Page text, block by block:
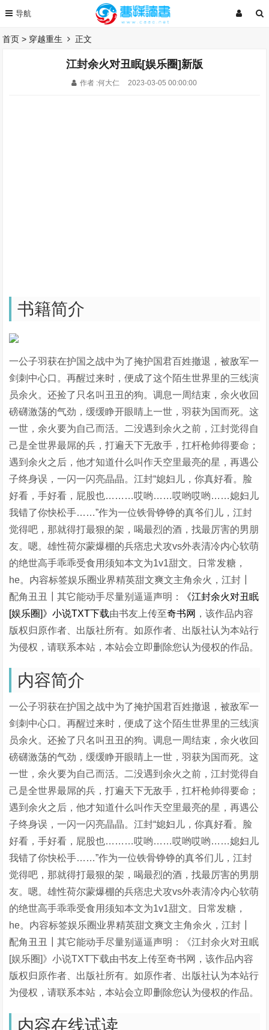
首页 > 穿越重生 正文
江封余火对丑眠[娱乐圈]新版
作者 :何大仁 2023-03-05 00:00:00
书籍简介
一公子羽获在护国之战中为了掩护国君百姓撤退，被敌军一
剑刺中心口。再醒过来时，便成了这个陌生世界里的三线演
员余火。还捡了只名叫丑丑的狗。调息一周结束，余火收回
磅礴激荡的气劲，缓缓睁开眼睛上一世，羽获为国而死。这
一世，余火要为自己而活。二没遇到余火之前，江封觉得自
己是全世界最屌的兵，打遍天下无敌手，扛杆枪帅得要命；
遇到余火之后，他才知道什么叫作天空里最亮的星，再遇公
子终身误，一闪一闪亮晶晶。江封“媳妇儿，你真好看。脸
好看，手好看，屁股也………哎哟……哎哟哎哟……媳妇儿
我错了你快松手……”作为一位铁骨铮铮的真爷们儿，江封
觉得吧，那就得打最狠的架，喝最烈的酒，找最厉害的男朋
友。嗯。雄性荷尔蒙爆棚的兵痞忠犬攻vs外表清冷内心软萌
的绝世高手乖乖受食用须知本文为1v1甜文。日常发糖，
he。内容标签娱乐圈业界精英甜文爽文主角余火，江封┃
配角丑丑┃其它能动手尽量别逼逼声明：
《江封余火对丑眠
[娱乐圈]》小说TXT下载由书友上传至奇书网 ，该作品内容
版权归原作者、出版社所有。如原作者、出版社认为本站行
为侵权，请联系本站，本站会立即删除您认为侵权的作品。
内容简介
一公子羽获在护国之战中为了掩护国君百姓撤退，被敌军一
剑刺中心口。再醒过来时，便成了这个陌生世界里的三线演
员余火。还捡了只名叫丑丑的狗。调息一周结束，余火收回
磅礴激荡的气劲，缓缓睁开眼睛上一世，羽获为国而死。这
一世，余火要为自己而活。二没遇到余火之前，江封觉得自
己是全世界最屌的兵，打遍天下无敌手，扛杆枪帅得要命；
遇到余火之后，他才知道什么叫作天空里最亮的星，再遇公
子终身误，一闪一闪亮晶晶。江封“媳妇儿，你真好看。脸
好看，手好看，屁股也………哎哟……哎哟哎哟……媳妇儿
我错了你快松手……”作为一位铁骨铮铮的真爷们儿，江封
觉得吧，那就得打最狠的架，喝最烈的酒，找最厉害的男朋
友。嗯。雄性荷尔蒙爆棚的兵痞忠犬攻vs外表清冷内心软萌
的绝世高手乖乖受食用须知本文为1v1甜文。日常发糖，
he。内容标签娱乐圈业界精英甜文爽文主角余火，江封┃
配角丑丑┃其它能动手尽量别逼逼声明：《江封余火对丑眠
[娱乐圈]》小说TXT下载由书友上传至奇书网，该作品内容
版权归原作者、出版社所有。如原作者、出版社认为本站行
为侵权，请联系本站，本站会立即删除您认为侵权的作品。
内容在线试读